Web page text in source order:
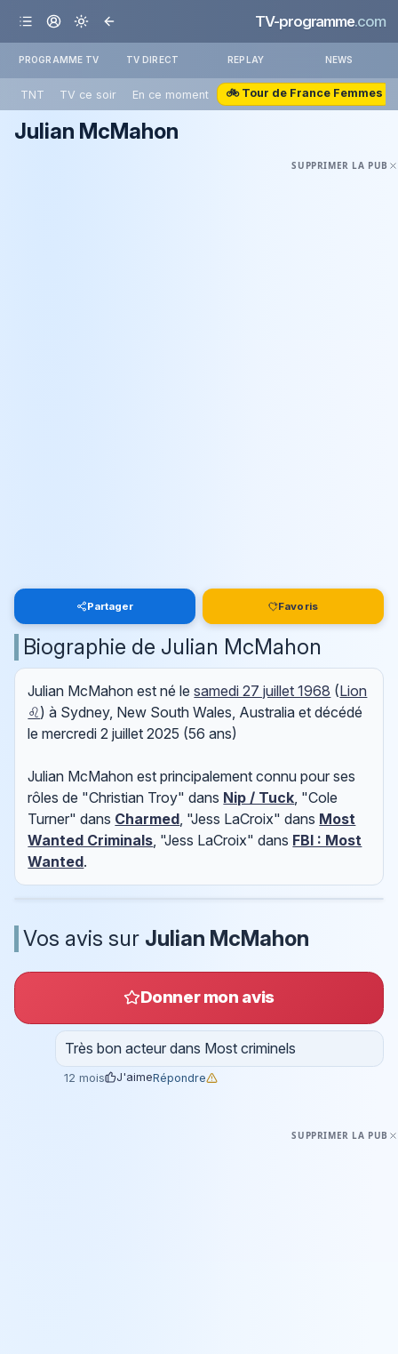
TV-programme.com
PROGRAMME TV TV DIRECT REPLAY NEWS
TNT TV ce soir En ce moment 🚲 Tour de France Femmes
Julian McMahon
SUPPRIMER LA PUB
Partager Favoris
Biographie de Julian McMahon
Julian McMahon est né lesamedi 27 juillet 1968 (Lion
♌) à Sydney, New South Wales, Australia et décédé
lemercredi 2 juillet 2025 (56 ans)
Julian McMahon est principalement connu pour ses
rôles de "Christian Troy" dans Nip / Tuck, "Cole
Turner" dans Charmed, "Jess LaCroix" dans Most
Wanted Criminals, "Jess LaCroix" dans FBI : Most
Wanted.
Vos avis sur Julian McMahon
Donner mon avis
Très bon acteur dans Most criminels
12 mois J'aimeRépondre
SUPPRIMER LA PUB